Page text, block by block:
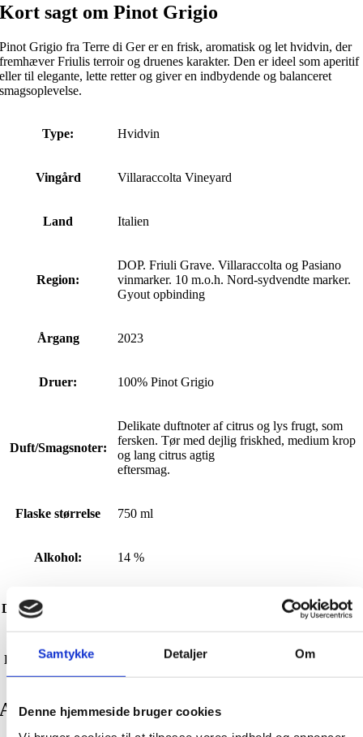
Samtykke Detaljer Om
Denne hjemmeside bruger cookies
Kort sagt om Pinot Grigio
Pinot Grigio fra Terre di Ger er en frisk, aromatisk og let hvidvin, der
fremhæver Friulis terroir og druenes karakter. Den er ideel som aperitif
eller til elegante, lette retter og giver en indbydende og balanceret
smagsoplevelse.
Type: Hvidvin
Vingård Villaraccolta Vineyard
Land Italien
Region:
DOP. Friuli Grave. Villaraccolta og Pasiano
vinmarker. 10 m.o.h. Nord-sydvendte marker.
Gyout opbinding
Årgang 2023
Druer: 100% Pinot Grigio
Duft/Smagsnoter:
Delikate duftnoter af citrus og lys frugt, som
fersken. Tør med dejlig friskhed, medium krop
og lang citrus agtig
eftersmag.
Flaske størrelse 750 ml
Alkohol: 14 %
Dekantering/Iltning:
Vi anbefaler at vinen åbnes og iltes 1-2 timer
Drikke temperatur: Vi anbefaler at vinen nydes ved 8-10°C
Anmeldelser